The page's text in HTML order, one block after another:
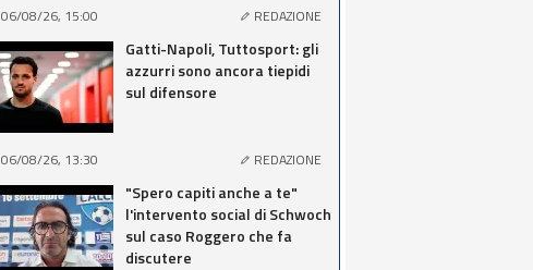
06/08/26, 15:00 REDAZIONE
Gatti-Napoli, Tuttosport: gli
azzurri sono ancora tiepidi
sul difensore
06/08/26, 13:30 REDAZIONE
"Spero capiti anche a te"
l'intervento social di Schwoch
sul caso Roggero che fa
discutere